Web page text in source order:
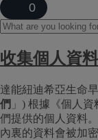
0
收集個人資
達能紐迪希亞生命
們 」) 根據《個人
們提供的個人資料
內裏的資料會被加密